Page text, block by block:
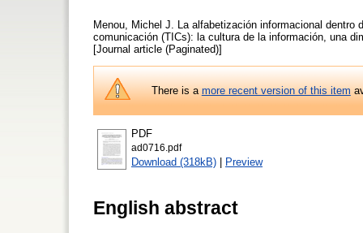
Menou, Michel J.
La alfabetización informacional
comunicación (TICs): la cultura de la información, una
[Journal article (Paginated)]
There is amore recent version of this item
PDF
ad0716.pdf
Download (318kB) Preview
English abstract